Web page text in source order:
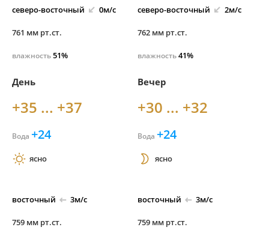
северо-восточный 0м/с
761 мм рт.ст.
влажность51%
северо-восточный 2м/с
762 мм рт.ст.
влажность41%
День
+35 ... +37
Вода +24
ясно
восточный 3м/с
759 мм рт.ст.
Вечер
+30 ... +32
Вода +24
ясно
восточный 3м/с
759 мм рт.ст.